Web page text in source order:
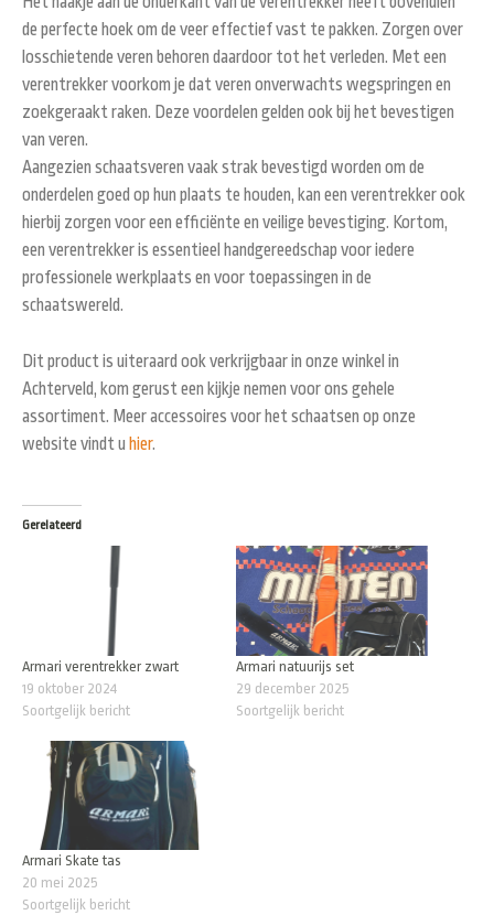
de perfecte hoek om de veer effectief vast te pakken. Zorgen over
losschietende veren behoren daardoor tot het verleden. Met een
verentrekker voorkom je dat veren onverwachts wegspringen en
zoekgeraakt raken. Deze voordelen gelden ook bij het bevestigen
van veren.
Aangezien schaatsveren vaak strak bevestigd worden om de
onderdelen goed op hun plaats te houden, kan een verentrekker ook
hierbij zorgen voor een efficiënte en veilige bevestiging. Kortom,
een verentrekker is essentieel handgereedschap voor iedere
professionele werkplaats en voor toepassingen in de
schaatswereld.
Dit product is uiteraard ook verkrijgbaar in onze winkel in
Achterveld, kom gerust een kijkje nemen voor ons gehele
assortiment. Meer accessoires voor het schaatsen op onze
website vindt u hier.
Gerelateerd
Armari verentrekker zwart
19 oktober 2024
Soortgelijk bericht
Armari natuurijs set
29 december 2025
Soortgelijk bericht
Armari Skate tas
20 mei 2025
Soortgelijk bericht